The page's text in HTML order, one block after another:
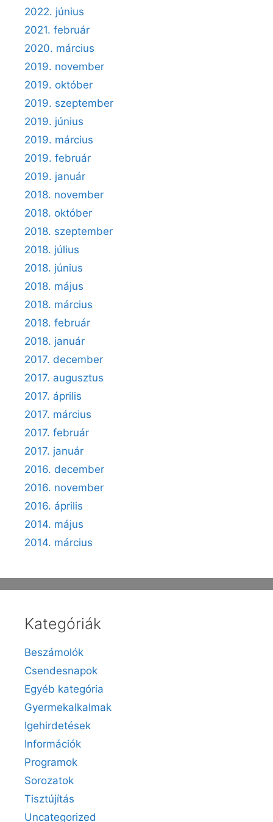
2022. június
2021. február
2020. március
2019. november
2019. október
2019. szeptember
2019. június
2019. március
2019. február
2019. január
2018. november
2018. október
2018. szeptember
2018. július
2018. június
2018. május
2018. március
2018. február
2018. január
2017. december
2017. augusztus
2017. április
2017. március
2017. február
2017. január
2016. december
2016. november
2016. április
2014. május
2014. március
Kategóriák
Beszámolók
Csendesnapok
Egyéb kategória
Gyermekalkalmak
Igehirdetések
Információk
Programok
Sorozatok
Tisztújítás
Uncategorized